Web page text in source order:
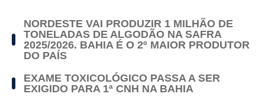
NORDESTE VAI PRODUZIR 1 MILHÃO DE
TONELADAS DE ALGODÃO NA SAFRA
2025/2026. BAHIA É O 2º MAIOR PRODUTOR
DO PAÍS
EXAME TOXICOLÓGICO PASSA A SER
EXIGIDO PARA 1ª CNH NA BAHIA